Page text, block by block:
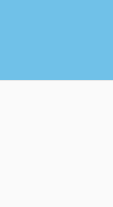
Fullwidth